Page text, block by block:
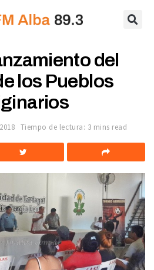
del
los Pueblos
Tiempo de lectura: 3 mins read